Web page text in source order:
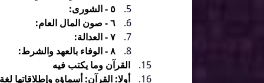
٥ - الشورى:
٦ - صون المال العام:
٧ - العدالة:
٨ - الوفاء بالعهد والشرط:
القرآن وما يكتب فيه
أولا: القرآن: أسماؤه وإطلاقاتها